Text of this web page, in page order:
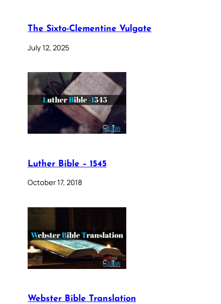
The Sixto-Clementine Vulgate
July 12, 2025
Luther Bible – 1545
October 17, 2018
Webster Bible Translation